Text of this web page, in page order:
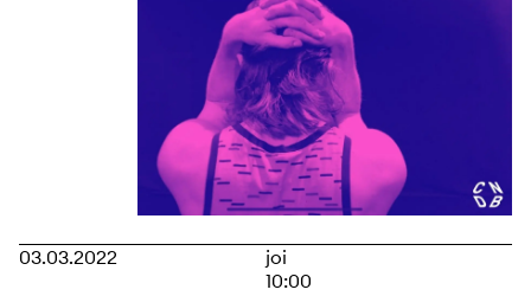
03.03.2022
joi
10:00